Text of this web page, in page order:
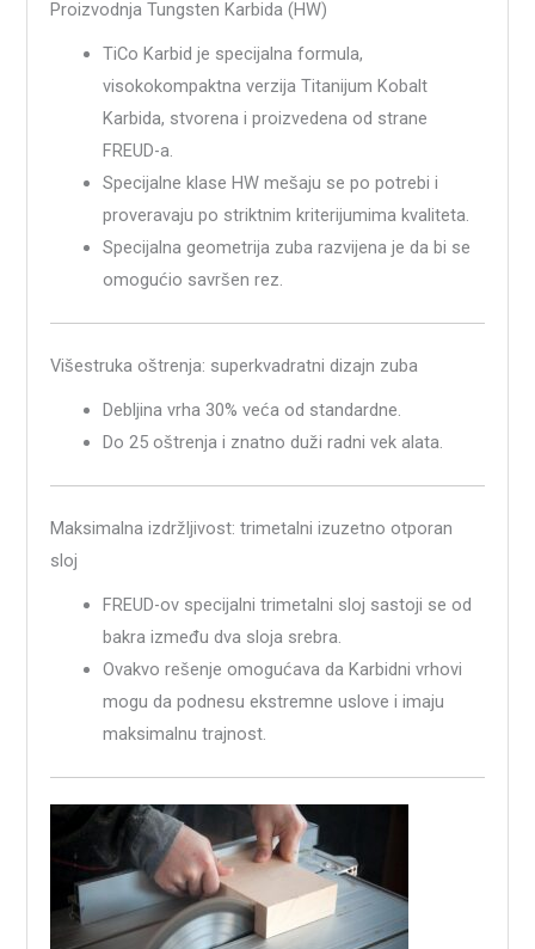
Proizvodnja Tungsten Karbida (HW)
TiCo Karbid je specijalna formula,
visokokompaktna verzija Titanijum Kobalt
Karbida, stvorena i proizvedena od strane
FREUD-a.
Specijalne klase HW mešaju se po potrebi i
proveravaju po striktnim kriterijumima kvaliteta.
Specijalna geometrija zuba razvijena je da bi se
omogućio savršen rez.
Višestruka oštrenja: superkvadratni dizajn zuba
Debljina vrha 30% veća od standardne.
Do 25 oštrenja i znatno duži radni vek alata.
Maksimalna izdržljivost: trimetalni izuzetno otporan
sloj
FREUD-ov specijalni trimetalni sloj sastoji se od
bakra između dva sloja srebra.
Ovakvo rešenje omogućava da Karbidni vrhovi
mogu da podnesu ekstremne uslove i imaju
maksimalnu trajnost.